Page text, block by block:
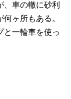
、車の轍に砂利
ヶ所もある。
と一輪車を使っ